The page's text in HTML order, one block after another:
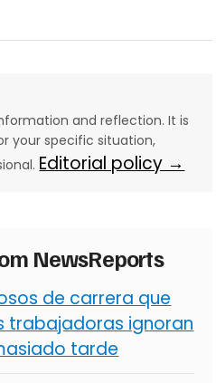
and reflection. It is
your specific situation,
Editorial policy →
NewsReports
de carrera que
trabajadoras ignoran
tarde